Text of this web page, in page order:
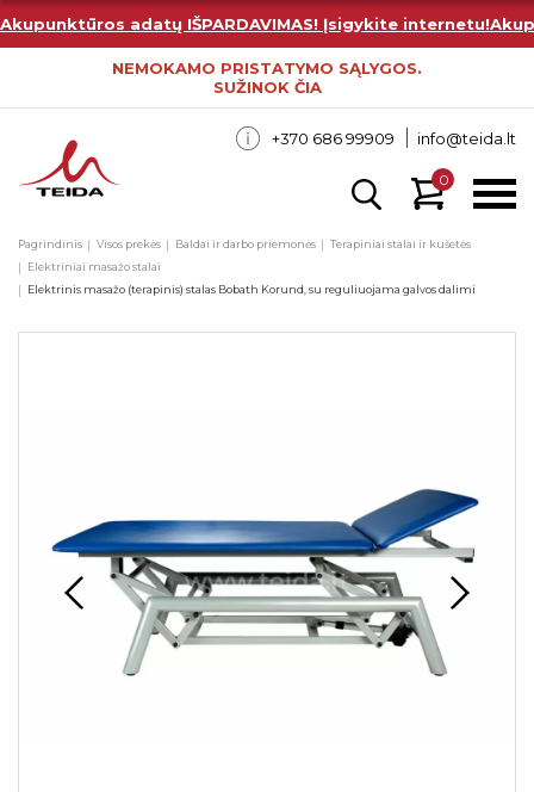
Akupunktūros adatų IŠPARDAVIMAS! Įsigykite internetu!
NEMOKAMO PRISTATYMO SĄLYGOS.
SUŽINOK ČIA
0
+370 686 99909 info@teida.lt
Pagrindinis Visos prekės Baldai ir darbo priemonės
Terapiniai stalai ir kušetės
Elektriniai masažo stalai
Elektrinis masažo (terapinis) stalas Bobath Korund, su reguliuojama galvos dalimi